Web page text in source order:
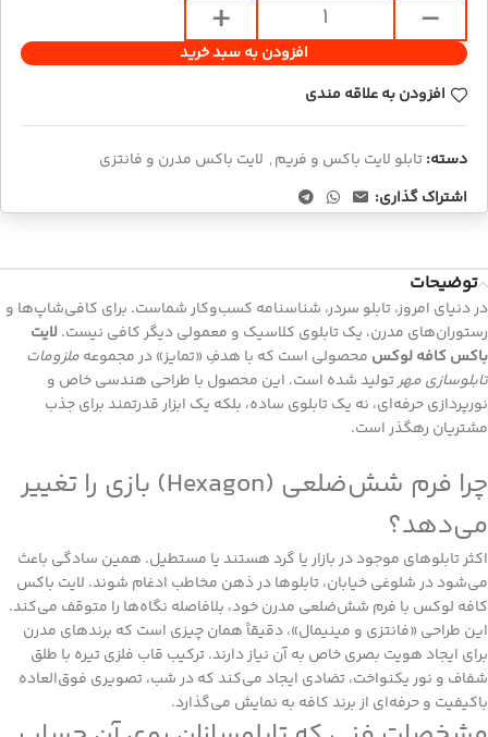
افزودن به سبد خرید
افزودن به علاقه مندی
دسته:تابلو لایت باکس و فریم, لایت باکس مدرن و فانتزی
اشتراک گذاری:
توضیحات
در دنیای امروز، تابلو سردر، شناسنامه کسب‌وکار شماست. برای کافی‌شاپ‌ها و
رستوران‌های مدرن، یک تابلوی کلاسیک و معمولی دیگر کافی نیست. لایت
باکس کافه لوکس محصولی است که با هدفِ «تمایز» در مجموعهملزومات
تابلوسازی مهرتولید شده است. این محصول با طراحی هندسی خاص و
نورپردازی حرفه‌ای، نه یک تابلوی ساده، بلکه یک ابزار قدرتمند برای جذب
مشتریان رهگذر است.
چرا فرم شش‌ضلعی (Hexagon) بازی را تغییر
می‌دهد؟
اکثر تابلوهای موجود در بازار یا گرد هستند یا مستطیل. همین سادگی باعث
می‌شود در شلوغی خیابان، تابلوها در ذهن مخاطب ادغام شوند. لایت باکس
کافه لوکس با فرم شش‌ضلعی مدرن خود، بلافاصله نگاه‌ها را متوقف می‌کند.
این طراحی «فانتزی و مینیمال»، دقیقاً همان چیزی است که برندهای مدرن
برای ایجاد هویت بصری خاص به آن نیاز دارند. ترکیب قاب فلزی تیره با طلق
شفاف و نور یکنواخت، تضادی ایجاد می‌کند که در شب، تصویری فوق‌العاده
باکیفیت و حرفه‌ای از برند کافه به نمایش می‌گذارد.